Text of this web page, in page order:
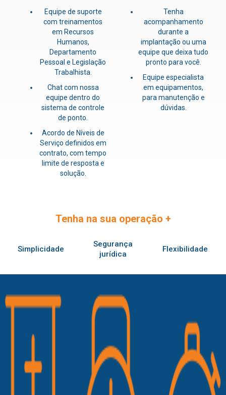
Equipe de suporte
com treinamentos
em Recursos
Humanos,
Departamento
Pessoal e Legislação
Trabalhista.
Chat com nossa
equipe dentro do
sistema de controle
de ponto.
Acordo de Níveis de
Serviço definidos em
contrato, com tempo
limite de resposta e
solução.
Tenha
acompanhamento
durante a
implantação ou uma
equipe que deixa tudo
pronto para você.
Equipe especialista
em equipamentos,
para manutenção e
dúvidas.
Tenha na sua operação +
Simplicidade
Segurança
jurídica
Flexibilidade